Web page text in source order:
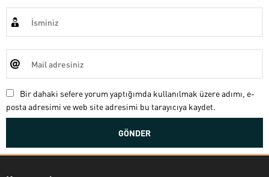
Bir dahaki sefere yorum yaptığımda kullanılmak üzere adımı, e-
posta adresimi ve web site adresimi bu tarayıcıya kaydet.